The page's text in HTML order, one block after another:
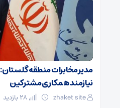
مدیر مخابرات منطقه گلستان:
نیازمند همکاری مشترکین
zhaket site